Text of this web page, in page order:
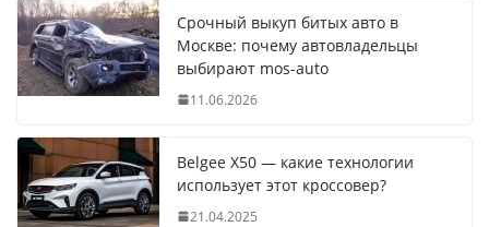
Срочный выкуп битых авто в
Москве: почему автовладельцы
выбирают mos-auto
11.06.2026
Belgee X50 — какие технологии
использует этот кроссовер?
21.04.2025